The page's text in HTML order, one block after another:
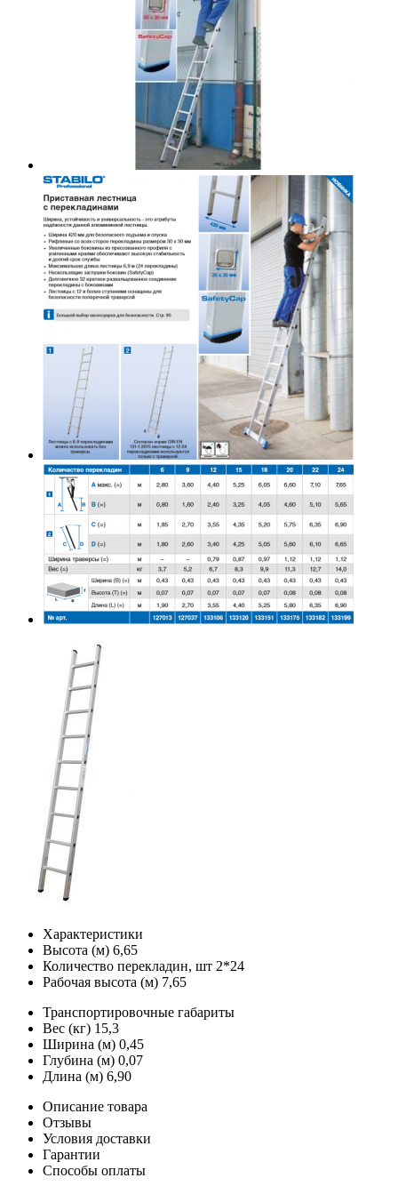
Характеристики
Высота (м) 6,65
Количество перекладин, шт 2*24
Рабочая высота (м) 7,65
Транспортировочные габариты
Вес (кг) 15,3
Ширина (м) 0,45
Глубина (м) 0,07
Длина (м) 6,90
Описание товара
Отзывы
Условия доставки
Гарантии
Способы оплаты